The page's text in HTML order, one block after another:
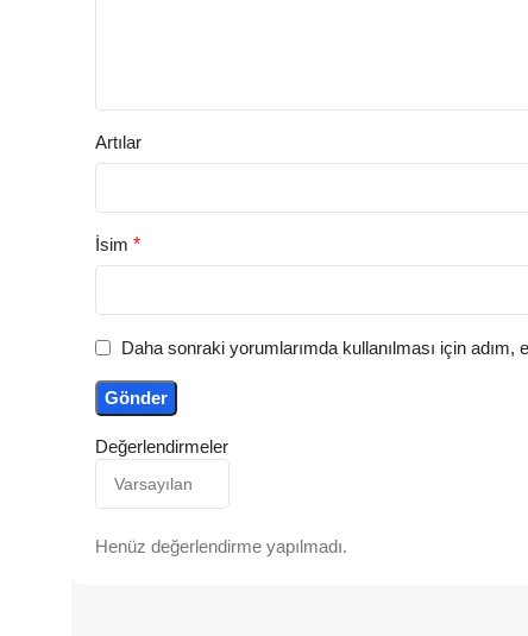
Değerlendirmeler
Henüz değerlendirme yapılmadı.
Artılar
İsim *
Daha sonraki yorumlarımda kullanılması için